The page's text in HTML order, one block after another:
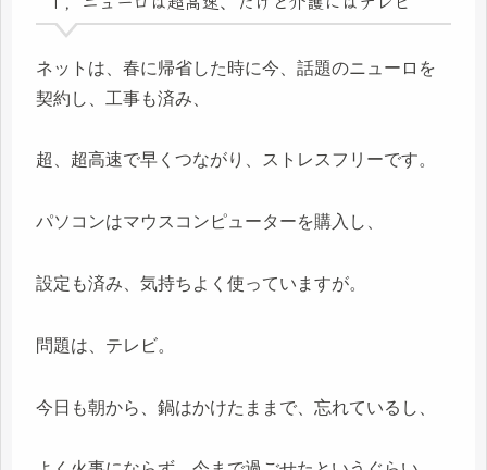
ネットは、春に帰省した時に今、話題のニューロを
契約し、工事も済み、
超、超高速で早くつながり、ストレスフリーです。
パソコンはマウスコンピューターを購入し、
設定も済み、気持ちよく使っていますが。
問題は、テレビ。
今日も朝から、鍋はかけたままで、忘れているし、